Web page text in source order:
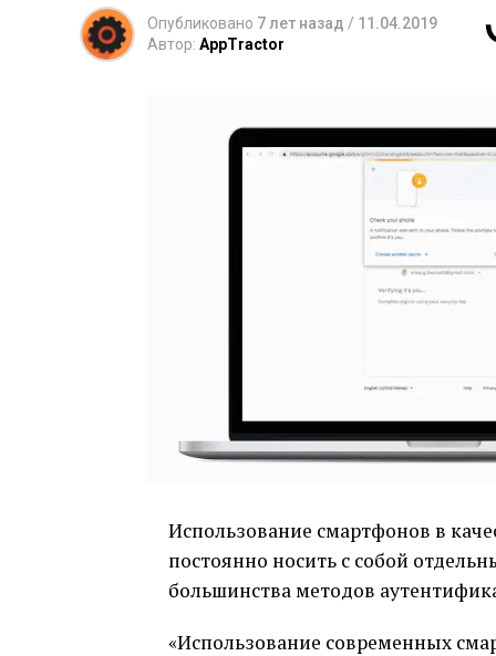
Опубликовано 7 лет назад / 11.04.2019
Автор: AppTractor
Использование смартфонов в
постоянно носить с собой
большинства методов
«Использование современных